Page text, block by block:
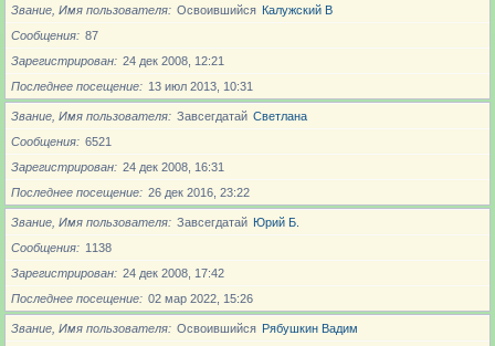
Звание, Имя пользователя Освоившийся Калужский В
Сообщения
87
Зарегистрирован
24 дек 2008, 12:21
Последнее посещение
13 июл 2013, 10:31
Звание, Имя пользователя Завсегдатай Светлана
Сообщения
6521
Зарегистрирован
24 дек 2008, 16:31
Последнее посещение
26 дек 2016, 23:22
Звание, Имя пользователя Завсегдатай Юрий Б.
Сообщения
1138
Зарегистрирован
24 дек 2008, 17:42
Последнее посещение
02 мар 2022, 15:26
Звание, Имя пользователя Освоившийся Рябушкин Вадим